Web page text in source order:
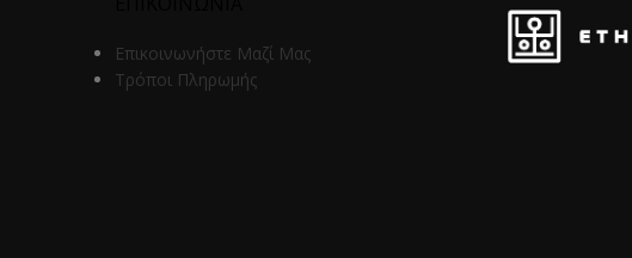
Επικοινωνήστε Μαζί Μας
Τρόποι Πληρωμής